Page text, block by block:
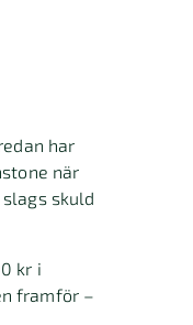
har
när
skuld
kr i
framför –